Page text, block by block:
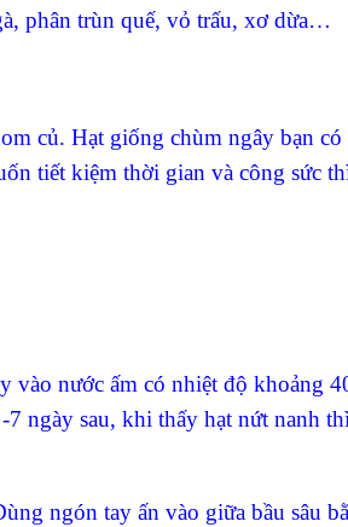
phân trùn quế, vỏ trấu, xơ dừa…
củ. Hạt giống chùm ngây bạn có
tiết kiệm thời gian và công sức
vào nước ấm có nhiệt độ khoảng
ngày sau, khi thấy hạt nứt nanh
ngón tay ấn vào giữa bầu sâu